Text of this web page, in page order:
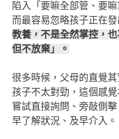
陷入「要嘛全部管、要
而最容易忽略孩子正在發
教養，不是全然掌控，
但不放棄」。
很多時候，父母的直覺
孩子不太對勁，這個感
嘗試直接詢問、旁敲側
早了解狀況、及早介入。